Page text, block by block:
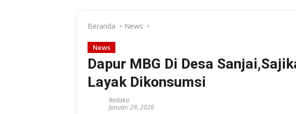
Beranda News
News
Dapur MBG Di Desa
Layak Dikonsumsi
Redaksi
Januari 29, 2026